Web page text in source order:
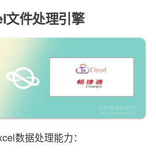
文件处理引擎
数据处理能力：